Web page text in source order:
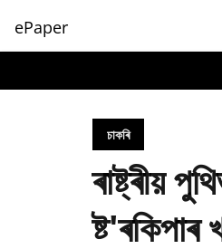
ePaper
চাকৰি
ৰাষ্ট্ৰীয়
ষ্ট'ৰকিপাৰ